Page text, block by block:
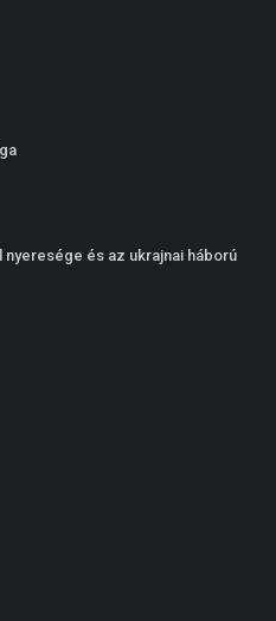
nyeresége és az ukrajnai háború